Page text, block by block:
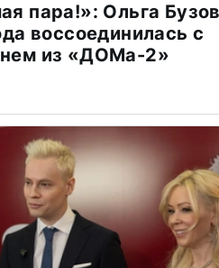
пара!»: Ольга
воссоединилась с
из «ДОМа-2»